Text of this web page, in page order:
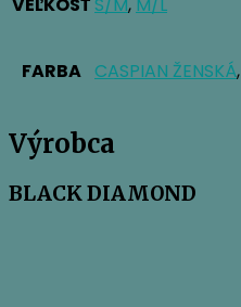
FARBA CASPIAN ŽENSKÁ,
Výrobca
BLACK DIAMOND